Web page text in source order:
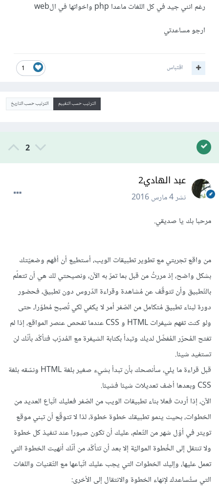
رغم انني جيد في كل اللغات ماعدا php واخواتها في الweb
ارجو مساعدتي
1 اقتباس
الترتيب حسب التقييم الترتيب حسب التاريخ
2
عبد الهادي2
نشر4 مارس 2016
مرحبا بك يا صديقي.
من واقع تجربتي مع تطوير تطبيقات الويب، أستطيع أن أفهم وضعيّتك
بشكل واضح، إذ مررتُ من قبل بما تمرّ به الآن، ونصيحتي لك هي أن تتعلّم
بالتّطبيق وأن تتوقّف عن مُشاهدة وقراءة الدّروس دون تطبيق، فحضور
دورة لبناء تطبيق مُتكامل من الصّفر أمر لا يكفي لكي تُصبح مُطوّرا، حتى
ولو كنت تفهم شيفرات HTML و CSS عندما تفحص عنصر المواقع، إذا لم
تفتح المُحرّر المُفضّل لديك وتبدأ بكتابة الشيفرة مع المُدرّب فتأكّد بأنّك لن
تستفيد شيئا.
قبل قراءة ما يلي، سأنصحك بأن تبدأ بشيء صغير بلغة HTML ونسّقه بلغة
CSS وبعدها أضف تعديلات شيئا فشيئا.
الآن، إذا أردت فعلا بناء تطبيقات الويب من الصّفر فعليك اتّباع العديد من
الخطوات، بحيث ينمو تطبيقك خطوة خطوة، لذا لا تتوقّع أن تبني موقع
تويتر في أوّل شهر من التّعلم، عليك أن تكون صبورا عند تنفيذ كل خطوة
ولا تنتقل إلى الخُطوة المواليّة إلا بعد أن تتأكّد من أنّك أنهيت الخطوة التي
تعمل عليها، وإليك الخطوات التي يجب عليك اتّباعها مع التّقنيات واللغات
التي ستُساعدك لإنهاء الخطوة والانتقال إلى الأخرى: